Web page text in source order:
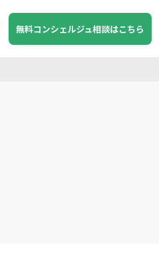
無料コンシェルジュ相談はこちら